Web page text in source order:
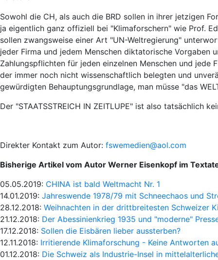
Sowohl die CH, als auch die BRD sollen in ihrer jetzigen
ja eigentlich ganz offiziell bei "Klimaforschern" wie Prof.
sollen zwangsweise einer Art "UN-Weltregierung"
jeder Firma und jedem Menschen diktatorische Vorgaben
Zahlungspflichten für jeden einzelnen Menschen und
der immer noch nicht wissenschaftlich belegten und
gewürdigten Behauptungsgrundlage, man müsse "das
Der "STAATSSTREICH IN ZEITLUPE" ist also tatsächlich
Direkter Kontakt zum Autor: fswemedien@aol.com
Bisherige Artikel vom Autor Werner Eisenkopf im
05.05.2019: CHINA ist bald Weltmacht Nr. 1
14.01.2019: Jahreswende 1978/79 mit Schneechaos und
28.12.2018: Weihnachten in der drittbreitesten Schweizer
21.12.2018: Der Abessinienkrieg 1935 und "moderne"
17.12.2018: Sollen die Eisbären lieber aussterben?
12.11.2018: Irritierende Klimaforschung - Keine Antworten
01.12.2018: Die Schweiz als Industrie-Insel in